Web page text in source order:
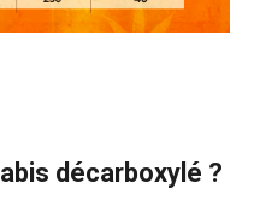
décarboxylé ?